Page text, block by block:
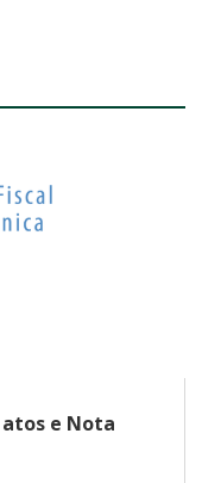
e Nota